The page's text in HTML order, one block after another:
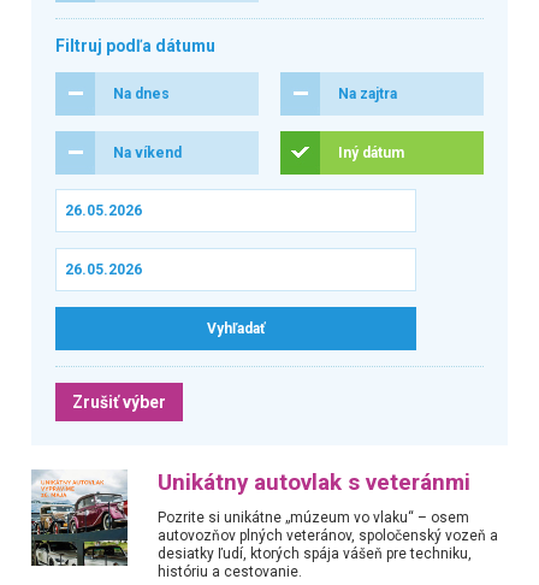
Filtruj podľa dátumu
Na dnes Na zajtra
Na víkend Iný dátum
Zrušiť výber
Unikátny autovlak s veteránmi
Pozrite si unikátne „múzeum vo vlaku“ – osem
autovozňov plných veteránov, spoločenský vozeň a
desiatky ľudí, ktorých spája vášeň pre techniku,
históriu a cestovanie.